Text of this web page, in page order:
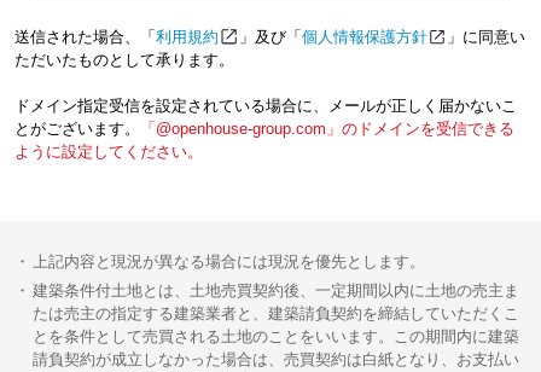
送信された場合、「 利用規約 」及び「 個人情報保護方針
」に同意い
ただいたものとして承ります。
ドメイン指定受信を設定されている場合に、メールが正しく届かないこ
とがございます。
「@openhouse-group.com」のドメインを受信できる
ように設定してください。
上記内容と現況が異なる場合には現況を優先とします。
建築条件付土地とは、土地売買契約後、一定期間以内に土地の売主ま
たは売主の指定する建築業者と、建築請負契約を締結していただくこ
とを条件として売買される土地のことをいいます。この期間内に建築
請負契約が成立しなかった場合は、売買契約は白紙となり、お支払い